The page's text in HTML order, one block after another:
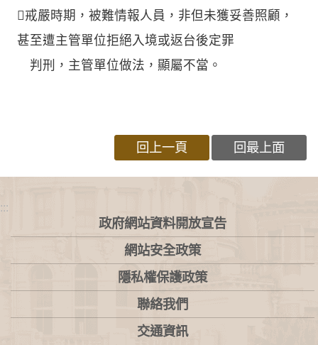
戒嚴時期，被難情報人員，非但未獲妥善照顧，
甚至遭主管單位拒絕入境或返台後定罪
判刑，主管單位做法，顯屬不當。
回上一頁 回最上面
:::
政府網站資料開放宣告
網站安全政策
隱私權保護政策
聯絡我們
交通資訊